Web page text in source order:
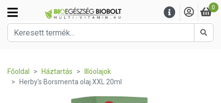
0
Főoldal Háztartás
Illóolajok
Herby's Borsmenta olaj XXL 20ml